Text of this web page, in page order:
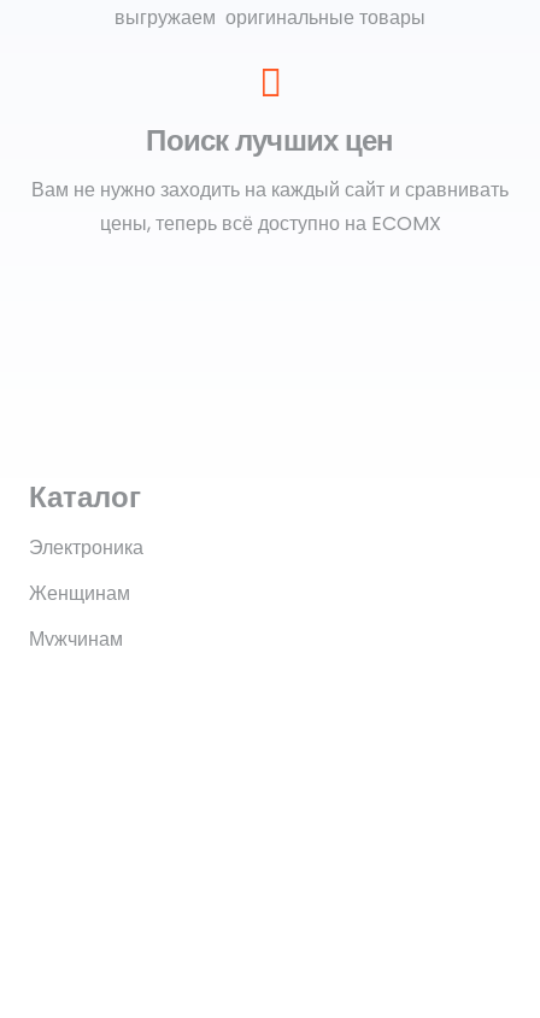
выгружаем оригинальные товары
Поиск лучших цен
Вам не нужно заходить на каждый сайт и сравнивать
цены, теперь всё доступно на ECOMX
Каталог
Электроника
Женщинам
Мужчинам